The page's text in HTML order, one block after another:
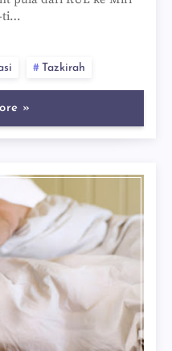
ti…
Tazkirah
»